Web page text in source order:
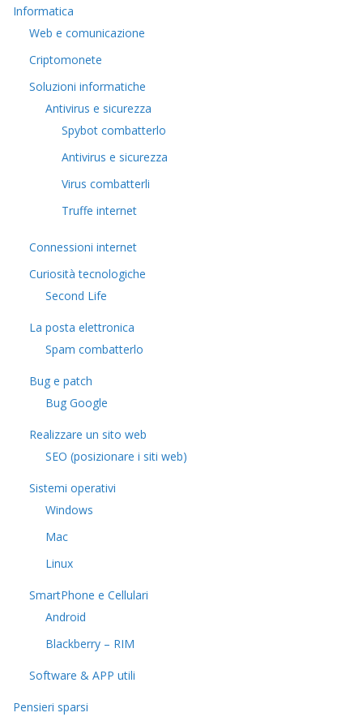
Informatica
Web e comunicazione
Criptomonete
Soluzioni informatiche
Antivirus e sicurezza
Spybot combatterlo
Antivirus e sicurezza
Virus combatterli
Truffe internet
Connessioni internet
Curiosità tecnologiche
​Second Life
La posta elettronica
Spam combatterlo
Bug e patch
Bug Google
Realizzare un sito web
SEO (posizionare i siti web)
Sistemi operativi
Windows
Mac
Linux
SmartPhone e Cellulari
Android
Blackberry – RIM
Software & APP utili
Pensieri sparsi